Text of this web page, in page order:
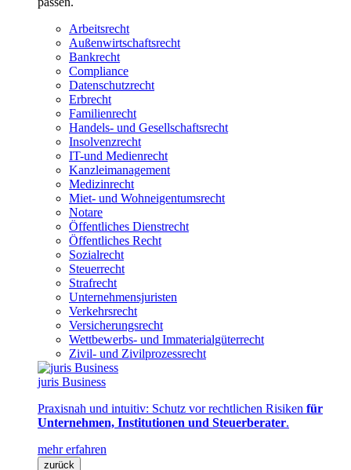
Arbeitsrecht
Außenwirtschaftsrecht
Bankrecht
Compliance
Datenschutzrecht
Erbrecht
Familienrecht
Handels- und Gesellschaftsrecht
Insolvenzrecht
IT-und Medienrecht
Kanzleimanagement
Medizinrecht
Miet- und Wohneigentumsrecht
Notare
Öffentliches Dienstrecht
Öffentliches Recht
Sozialrecht
Steuerrecht
Strafrecht
Unternehmensjuristen
Verkehrsrecht
Versicherungsrecht
Wettbewerbs- und Immaterialgüterrecht
Zivil- und Zivilprozessrecht
juris Business
Praxisnah und intuitiv: Schutz vor rechtlichen Risiken für
Unternehmen, Institutionen und Steuerberater.
mehr erfahren
zurück